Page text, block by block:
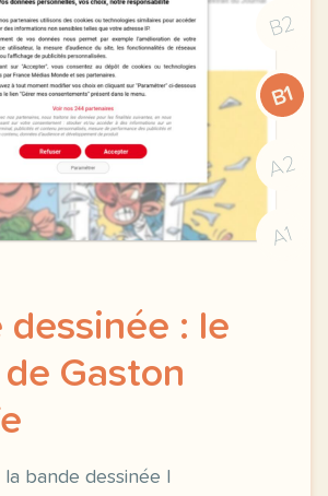
B2
B1
A2
A1
dessinée : le
Gaston
bande dessinée |